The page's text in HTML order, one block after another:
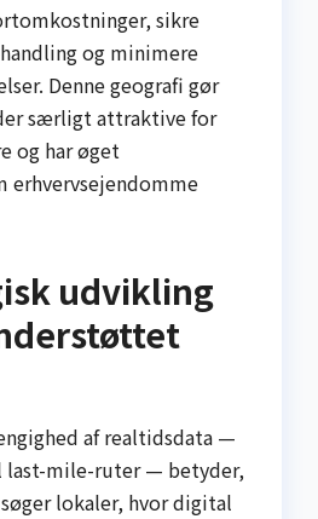
sikre
og minimere
Denne geografi gør
særligt attraktive for
og har øget
erhvervsejendomme
udvikling
af realtidsdata —
last-mile-ruter — betyder,
lokaler, hvor digital